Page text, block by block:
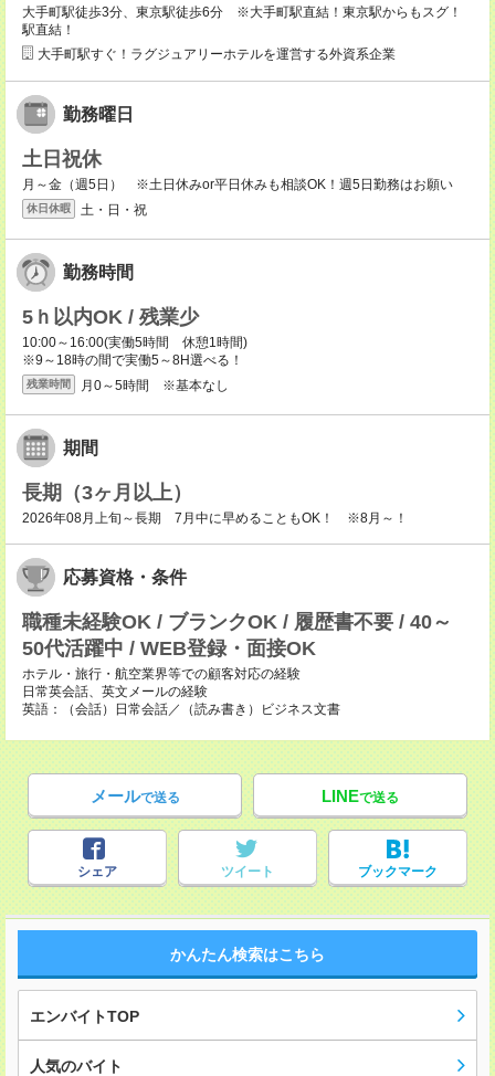
大手町駅徒歩3分、東京駅徒歩6分 ※大手町駅直結！東京駅からもスグ！
駅直結！
大手町駅すぐ！ラグジュアリーホテルを運営する外資系企業
勤務曜日
土日祝休
月～金（週5日） ※土日休みor平日休みも相談OK！週5日勤務はお願い
休日休暇 土・日・祝
勤務時間
5ｈ以内OK / 残業少
10:00～16:00(実働5時間 休憩1時間)
※9～18時の間で実働5～8H選べる！
残業時間 月0～5時間 ※基本なし
期間
長期（3ヶ月以上）
2026年08月上旬～長期 7月中に早めることもOK！ ※8月～！
応募資格・条件
職種未経験OK / ブランクOK / 履歴書不要 / 40～
50代活躍中 / WEB登録・面接OK
ホテル・旅行・航空業界等での顧客対応の経験
日常英会話、英文メールの経験
英語：（会話）日常会話／（読み書き）ビジネス文書
メールで送る LINEで送る
シェア ツイート ブックマーク
かんたん検索はこちら
エンバイトTOP
人気のバイト